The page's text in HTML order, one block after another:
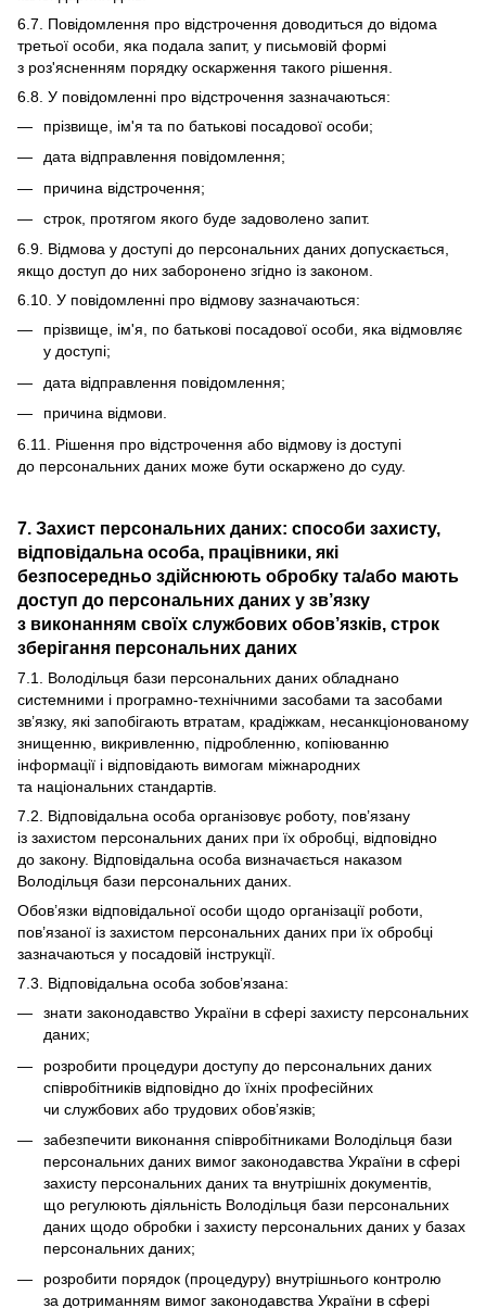
6.7. Повідомлення про відстрочення доводиться до відома
третьої особи, яка подала запит, у письмовій формі
з роз'ясненням порядку оскарження такого рішення.
6.8. У повідомленні про відстрочення зазначаються:
прізвище, ім'я та по батькові посадової особи;
дата відправлення повідомлення;
причина відстрочення;
строк, протягом якого буде задоволено запит.
6.9. Відмова у доступі до персональних даних допускається,
якщо доступ до них заборонено згідно із законом.
6.10. У повідомленні про відмову зазначаються:
прізвище, ім'я, по батькові посадової особи, яка відмовляє
у доступі;
дата відправлення повідомлення;
причина відмови.
6.11. Рішення про відстрочення або відмову із доступі
до персональних даних може бути оскаржено до суду.
7. Захист персональних даних: способи захисту,
відповідальна особа, працівники, які
безпосередньо здійснюють обробку та/або мають
доступ до персональних даних у зв’язку
з виконанням своїх службових обов’язків, строк
зберігання персональних даних
7.1. Володільця бази персональних даних обладнано
системними і програмно-технічними засобами та засобами
зв’язку, які запобігають втратам, крадіжкам, несанкціонованому
знищенню, викривленню, підробленню, копіюванню
інформації і відповідають вимогам міжнародних
та національних стандартів.
7.2. Відповідальна особа організовує роботу, пов’язану
із захистом персональних даних при їх обробці, відповідно
до закону. Відповідальна особа визначається наказом
Володільця бази персональних даних.
Обов’язки відповідальної особи щодо організації роботи,
пов’язаної із захистом персональних даних при їх обробці
зазначаються у посадовій інструкції.
7.3. Відповідальна особа зобов’язана:
знати законодавство України в сфері захисту персональних
даних;
розробити процедури доступу до персональних даних
співробітників відповідно до їхніх професійних
чи службових або трудових обов’язків;
забезпечити виконання співробітниками Володільця бази
персональних даних вимог законодавства України в сфері
захисту персональних даних та внутрішніх документів,
що регулюють діяльність Володільця бази персональних
даних щодо обробки і захисту персональних даних у базах
персональних даних;
розробити порядок (процедуру) внутрішнього контролю
за дотриманням вимог законодавства України в сфері